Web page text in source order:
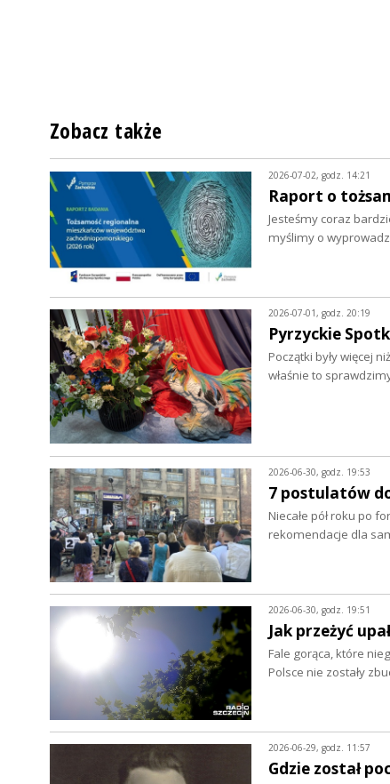
Zobacz także
2026-07-02, godz. 14:21
Raport o
Jesteśmy coraz
myślimy o
2026-07-01, godz. 20:19
Pyrzyckie
Początki były więcej
właśnie to
2026-06-30, godz. 19:53
7 postulatów
Niecałe pół roku po
rekomendacje dla
2026-06-30, godz. 19:51
Jak przeżyć
Fale gorąca, które
Polsce nie zostały
2026-06-29, godz. 11:57
Gdzie został